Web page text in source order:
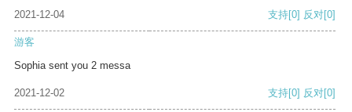
2021-12-04 支持[0] 反对[0]
游客
Sophia sent you 2 messa
2021-12-02 支持[0] 反对[0]